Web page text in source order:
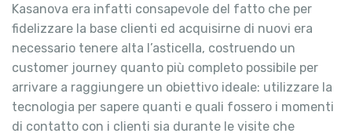
Kasanova era infatti consapevole del fatto che per
fidelizzare la base clienti ed acquisirne di nuovi era
necessario tenere alta l’asticella, costruendo un
customer journey quanto più completo possibile per
arrivare a raggiungere un obiettivo ideale: utilizzare la
tecnologia per sapere quanti e quali fossero i momenti
di contatto con i clienti sia durante le visite che